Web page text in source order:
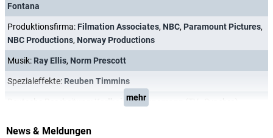
Fontana
Produktionsfirma: Filmation Associates, NBC, Paramount Pictures,
NBC Productions, Norway Productions
Musik: Ray Ellis, Norm Prescott
Spezialeffekte: Reuben Timmins
Karlheinz Brunnemann
mehr
News & Meldungen